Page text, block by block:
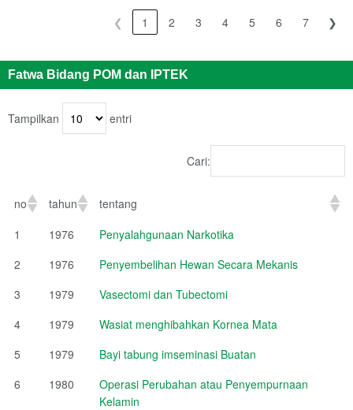
❮ 1 2 3 4 5 6 7 ❯
Fatwa Bidang POM dan IPTEK
Tampilkan entri
Cari:
no tahun
tentang
1
1976
Penyalahgunaan Narkotika
2
1976
Penyembelihan Hewan Secara Mekanis
3
1979
Vasectomi dan Tubectomi
4
1979
Wasiat menghibahkan Kornea Mata
5
1979
Bayi tabung imseminasi Buatan
6
1980
Operasi Perubahan atau Penyempurnaan
Kelamin